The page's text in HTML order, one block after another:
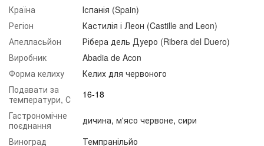
Країна
Іспанія (Spain)
Регіон
Кастилія і Леон (Castille and Leon)
Апелласьйон
Рібера дель Дуеро (Ribera del Duero)
Виробник
Abadia de Acon
Форма келиху
Келих для червоного
Подавати за
температури, С
16-18
Гастрономічне
поєднання
дичина, м'ясо червоне, сири
Виноград
Темпранільйо